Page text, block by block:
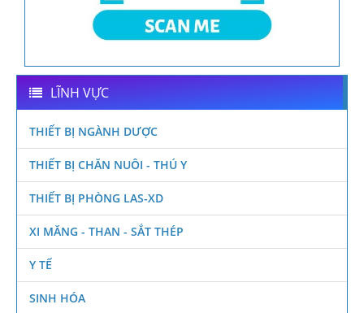
LĨNH VỰC
THIẾT BỊ NGÀNH DƯỢC
THIẾT BỊ CHĂN NUÔI - THÚ Y
THIẾT BỊ PHÒNG LAS-XD
XI MĂNG - THAN - SẮT THÉP
Y TẾ
SINH HÓA